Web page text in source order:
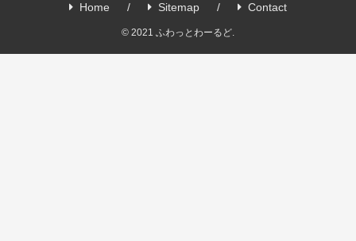
Home Sitemap Contact
© 2021 ふわっとわーるど.